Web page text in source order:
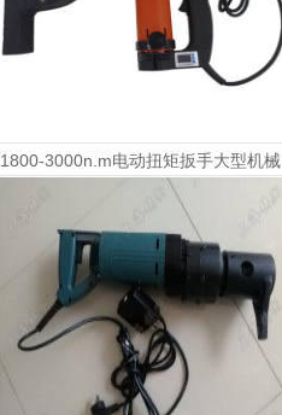
1800-3000n.m电动扭矩扳手大型机械